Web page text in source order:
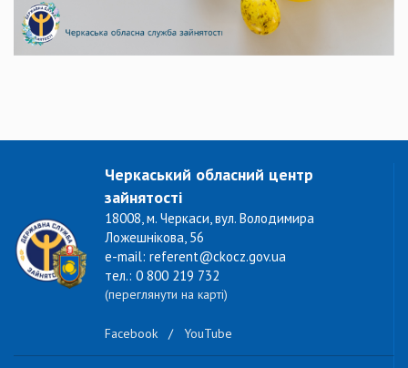
Черкаський обласний центр
зайнятості
18008, м. Черкаси, вул. Володимира
Ложешнікова, 56
e-mail: referent@ckocz.gov.ua
тел.: 0 800 219 732
(переглянути на карті)
Facebook / YouTube